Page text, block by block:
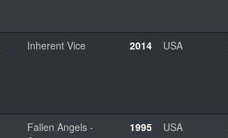
Inherent Vice 2014 USA
Fallen Angels -
1995 USA